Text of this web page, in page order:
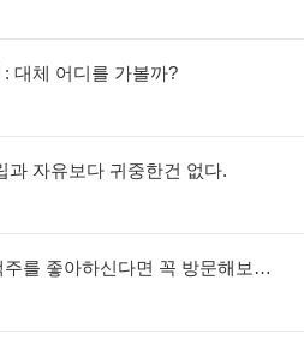
대체 어디를 가볼까?
과 자유보다 귀중한건 없다.
를 좋아하신다면 꼭 방문해보세